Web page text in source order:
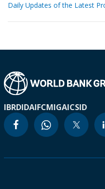
Daily Updates of the Latest
IBRDIDAIFCMIGAICSID